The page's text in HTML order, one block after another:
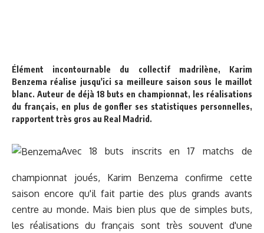
Élément incontournable du collectif madrilène, Karim
Benzema réalise jusqu'ici sa meilleure saison sous le maillot
blanc. Auteur de déjà 18 buts en championnat, les réalisations
du français, en plus de gonfler ses statistiques personnelles,
rapportent très gros au Real Madrid.
Avec 18 buts inscrits en 17 matchs de
championnat joués, Karim Benzema confirme cette
saison encore qu'il fait partie des plus grands avants
centre au monde. Mais bien plus que de simples buts,
les réalisations du français sont très souvent d'une